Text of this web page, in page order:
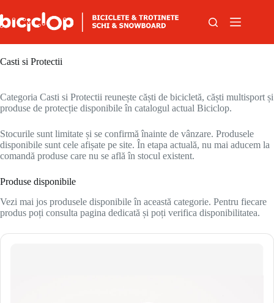
Casti si Protectii
Categoria Casti si Protectii reunește căști de bicicletă, căști multisport și
produse de protecție disponibile în catalogul actual Biciclop.
Stocurile sunt limitate și se confirmă înainte de vânzare. Produsele
disponibile sunt cele afișate pe site. În etapa actuală, nu mai aducem la
comandă produse care nu se află în stocul existent.
Produse disponibile
Vezi mai jos produsele disponibile în această categorie. Pentru fiecare
produs poți consulta pagina dedicată și poți verifica disponibilitatea.